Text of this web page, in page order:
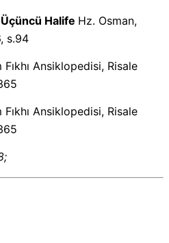
Üçüncü Halife Hz. Osman,
s.94
Ansiklopedisi, Risale
Ansiklopedisi, Risale